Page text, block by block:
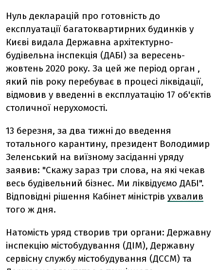
Нуль декларацій про готовність до
експлуатації багатоквартирних будинків у
Києві видала Державна архітектурно-
будівельна інспекція (ДАБІ) за вересень-
жовтень 2020 року. За цей же період орган ,
який пів року перебуває в процесі ліквідації,
відмовив у введенні в експлуатацію 17 об'єктів
столичної нерухомості.
13 березня, за два тижні до введення
тотального карантину, президент Володимир
Зеленський на виїзному засіданні уряду
заявив: "Скажу зараз три слова, на які чекав
весь будівельний бізнес. Ми ліквідуємо ДАБІ".
Відповідні рішення Кабінет міністрів ухвалив
того ж дня.
Натомість уряд створив три органи: Державну
інспекцію містобудування (ДІМ), Державну
сервісну службу містобудування (ДССМ) та